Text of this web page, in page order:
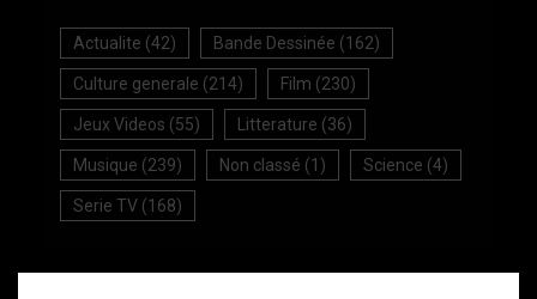
Actualite (42) Bande Dessinée (162)
Culture generale (214) Film (230)
Jeux Videos (55) Litterature (36)
Musique (239) Non classé (1) Science (4)
Serie TV (168)